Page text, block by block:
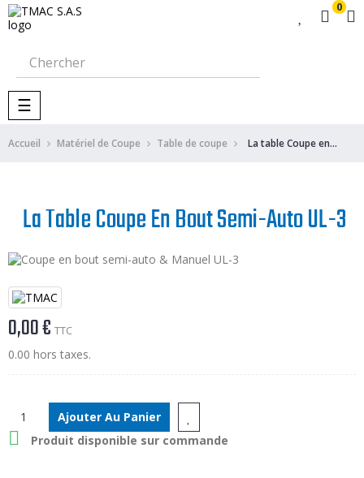
0
Basculer
la
navigation
☰
Accueil Matériel de Coupe Table de coupe La table Coupe en bout semi-auto UL-3
La Table Coupe En Bout Semi-Auto UL-3
0,00 € TTC
0.00 hors taxes.
Ajouter Au Panier
 Produit disponible sur commande